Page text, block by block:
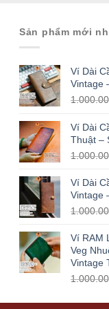
Sản phẩm mới
Ví Dài
Vintage
Ví Dài
Thuật –
Ví Dài
Vintage
Ví RAM
Veg
Vintage